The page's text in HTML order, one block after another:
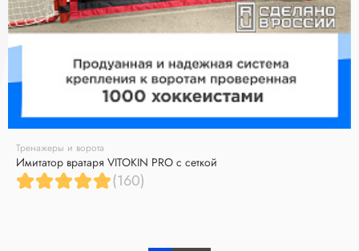
Тренажеры и ворота
Имитатор вратаря VITOKIN PRO с сеткой
(160)